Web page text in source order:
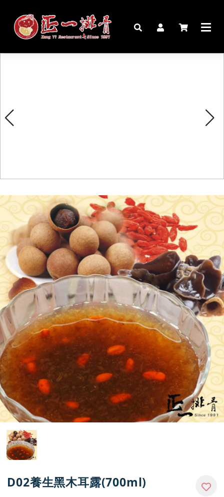
購物說明
媒體報導
門市資訊
D02養生黑木耳露(700ml)